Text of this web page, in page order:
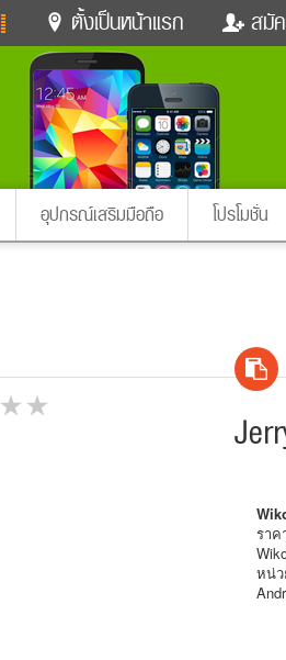
สมั
ตั้งเป็นหน้าแรก
ละคร
Glitter ตรวจหวย
สุขภาพ
กลอน
Twitter instagram
Email
Password
เข้าระ
อุปกรณ์เสริมมือถือ โปรโมชั่น
ราค
หน่ว